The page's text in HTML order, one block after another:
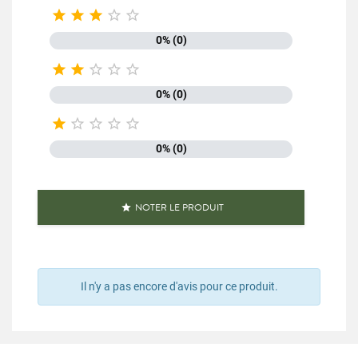
    
0% (0)
    
0% (0)
    
0% (0)
 NOTER LE PRODUIT
Il n'y a pas encore d'avis pour ce produit.